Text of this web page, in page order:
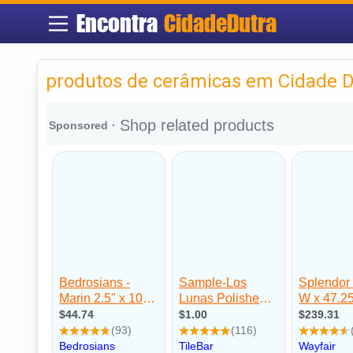
EncontraCidadeDutra
produtos de cerâmicas em Cidade